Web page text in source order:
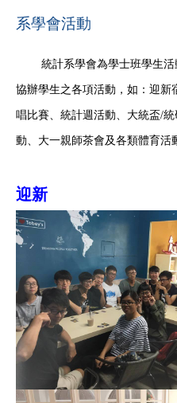
系學會活動
統計系學會為學士班學生
協辦學生之各項活動，如：迎新
唱比賽、統計週活動、大統盃/
動、大一親師茶會及各類體育活
迎新